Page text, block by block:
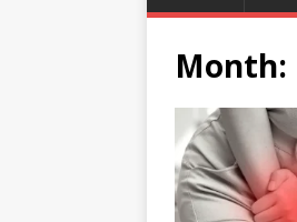
Month: